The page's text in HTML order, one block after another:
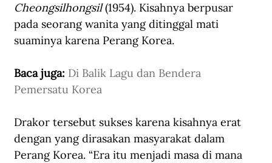
Cheongsilhongsil (1954). Kisahnya berpusar
pada seorang wanita yang ditinggal mati
suaminya karena Perang Korea.
Baca juga: Di Balik Lagu dan Bendera
Pemersatu Korea
Drakor tersebut sukses karena kisahnya erat
dengan yang dirasakan masyarakat dalam
Perang Korea. “Era itu menjadi masa di mana